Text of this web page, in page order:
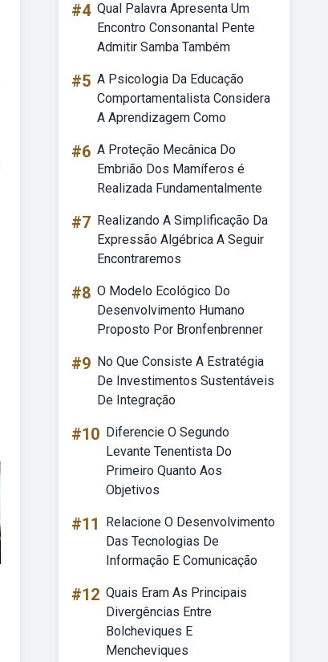
#4 Qual Palavra Apresenta Um
Encontro Consonantal Pente
Admitir Samba Também
#5 A Psicologia Da Educação
Comportamentalista Considera
A Aprendizagem Como
#6 A Proteção Mecânica Do
Embrião Dos Mamíferos é
Realizada Fundamentalmente
#7 Realizando A Simplificação Da
Expressão Algébrica A Seguir
Encontraremos
#8 O Modelo Ecológico Do
Desenvolvimento Humano
Proposto Por Bronfenbrenner
#9 No Que Consiste A Estratégia
De Investimentos Sustentáveis
De Integração
#10 Diferencie O Segundo
Levante Tenentista Do
Primeiro Quanto Aos
Objetivos
#11
Relacione O Desenvolvimento
Das Tecnologias De
Informação E Comunicação
#12 Quais Eram As Principais
Divergências Entre
Bolcheviques E
Mencheviques